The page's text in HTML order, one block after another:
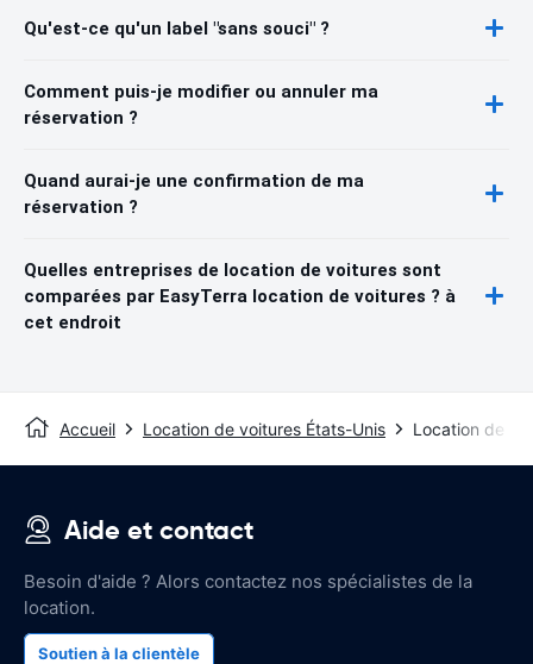
Qu'est-ce qu'un label "sans souci" ?
Comment puis-je modifier ou annuler ma
réservation ?
Quand aurai-je une confirmation de ma
réservation ?
Quelles entreprises de location de voitures sont
comparées par EasyTerra location de voitures ? à
cet endroit
Accueil Location de voitures États-Unis Location de
Aide et contact
Besoin d'aide ? Alors contactez nos spécialistes de la
location.
Soutien à la clientèle